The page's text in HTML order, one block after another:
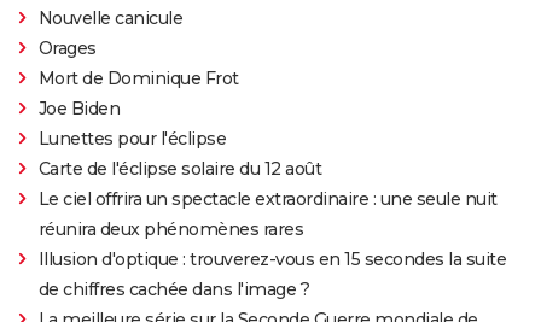
Nouvelle canicule
Orages
Mort de Dominique Frot
Joe Biden
Lunettes pour l'éclipse
Carte de l'éclipse solaire du 12 août
Le ciel offrira un spectacle extraordinaire : une seule nuit
réunira deux phénomènes rares
Illusion d'optique : trouverez-vous en 15 secondes la suite
de chiffres cachée dans l'image ?